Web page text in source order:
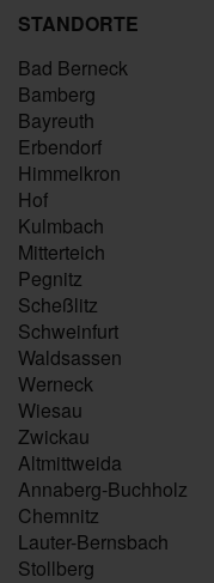
STANDORTE
Bad Berneck
Bamberg
Bayreuth
Erbendorf
Himmelkron
Hof
Kulmbach
Mitterteich
Pegnitz
Scheßlitz
Schweinfurt
Waldsassen
Werneck
Wiesau
Zwickau
Altmittweida
Annaberg-Buchholz
Chemnitz
Lauter-Bernsbach
Stollberg